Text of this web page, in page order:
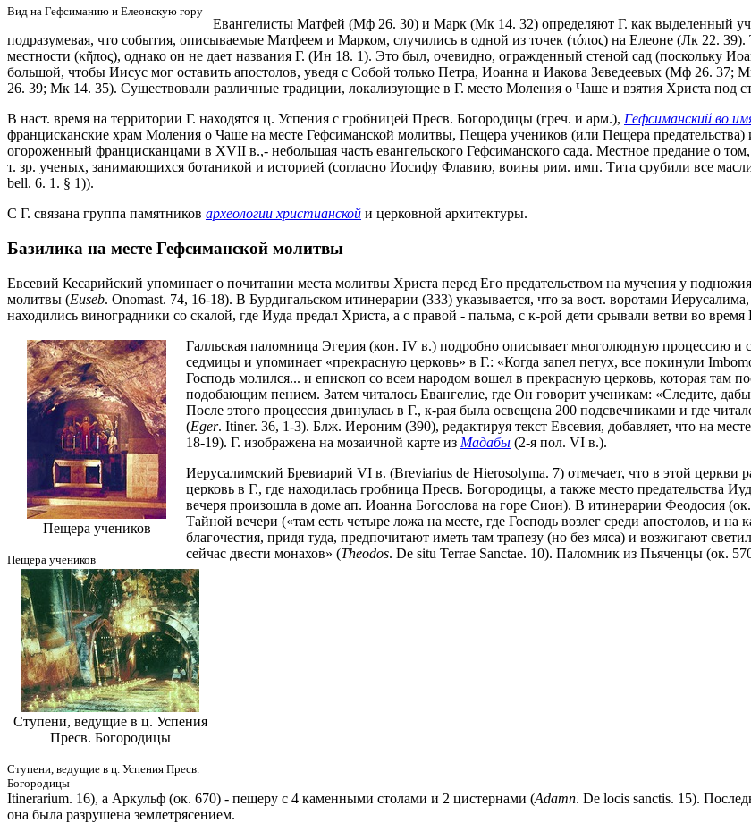
Вид на Гефсиманию и Елеонскую гору
Евангелисты Матфей (Мф 26. 30) и Марк (Мк 14. 32) определяют Г. как выделенный
подразумевая, что события, описываемые Матфеем и Марком, случились в одной из точек (τόπος) на Елеоне (Лк 22.
местности (κῆπος), однако он не дает названия Г. (Ин 18. 1). Это был, очевидно, огражденный стеной сад (поскольку
большой, чтобы Иисус мог оставить апостолов, уведя с Собой только Петра, Иоанна и Иакова Зеведеевых (Мф 26. 37;
26. 39; Мк 14. 35). Существовали различные традиции, локализующие в Г. место Моления о Чаше и взятия Христа под
В наст. время на территории Г. находятся ц. Успения с гробницей Пресв. Богородицы (греч. и арм.), Гефсиманский во
францисканские храм Моления о Чаше на месте Гефсиманской молитвы, Пещера учеников (или Пещера предательства)
огороженный францисканцами в XVII в.,- небольшая часть евангельского Гефсиманского сада. Местное предание о
т. зр. ученых, занимающихся ботаникой и историей (согласно Иосифу Флавию, воины рим. имп. Тита срубили все
bell. 6. 1. § 1)).
С Г. связана группа памятников археологии христианской и церковной архитектуры.
Базилика на месте Гефсиманской молитвы
Евсевий Кесарийский упоминает о почитании места молитвы Христа перед Его предательством на мучения у
молитвы (Euseb. Onomast. 74, 16-18). В Бурдигальском итинерарии (333) указывается, что за вост. воротами
находились виноградники со скалой, где Иуда предал Христа, а с правой - пальма, с к-рой дети срывали ветви во
Пещера учеников
Пещера учеников
Ступени, ведущие в ц. Успения
Пресв. Богородицы
Ступени, ведущие в ц. Успения Пресв.
Богородицы
Галльская паломница Эгерия (кон. IV в.) подробно описывает многолюдную процессию и
седмицы и упоминает «прекрасную церковь» в Г.: «Когда запел петух, все покинули
Господь молился... и епископ со всем народом вошел в прекрасную церковь, которая там
подобающим пением. Затем читалось Евангелие, где Он говорит ученикам: «Следите,
После этого процессия двинулась в Г., к-рая была освещена 200 подсвечниками и где
(Eger. Itiner. 36, 1-3). Блж. Иероним (390), редактируя текст Евсевия, добавляет, что на
18-19). Г. изображена на мозаичной карте из Мадабы (2-я пол. VI в.).
Иерусалимский Бревиарий VI в. (Breviarius de Hierosolyma. 7) отмечает, что в этой
церковь в Г., где находилась гробница Пресв. Богородицы, а также место предательства
вечеря произошла в доме ап. Иоанна Богослова на горе Сион). В итинерарии Феодосия
Тайной вечери («там есть четыре ложа на месте, где Господь возлег среди апостолов, и
благочестия, придя туда, предпочитают иметь там трапезу (но без мяса) и возжигают
сейчас двести монахов» (Theodos. De situ Terrae Sanctae. 10). Паломник из Пьяченцы (ок.
Itinerarium. 16), а Аркульф (ок. 670) - пещеру с 4 каменными столами и 2 цистернами (Adamn. De locis sanctis. 15).
она была разрушена землетрясением.